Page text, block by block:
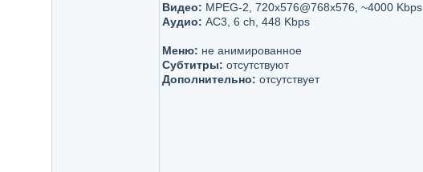
Видео: MPEG-2, 720x576@768x576, ~4000 Kbps
Аудио: AC3, 6 ch, 448 Kbps
Меню: не анимированное
Субтитры: отсутствуют
Дополнительно: отсутствует